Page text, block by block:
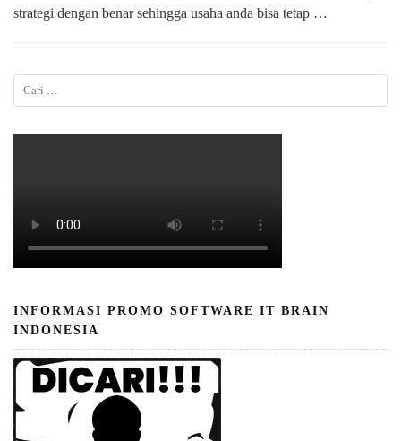
strategi dengan benar sehingga usaha anda bisa tetap …
INFORMASI PROMO SOFTWARE IT BRAIN
INDONESIA